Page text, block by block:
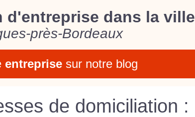
d'entreprise dans la ville
près-Bordeaux
entreprise sur notre blog
de domiciliation :